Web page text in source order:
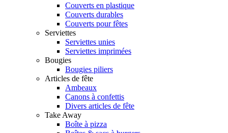
Couverts en plastique
Couverts durables
Couverts pour fêtes
Serviettes
Serviettes unies
Serviettes imprimées
Bougies
Bougies piliers
Articles de fête
Ambeaux
Canons à confettis
Divers articles de fête
Take Away
Boîte à pizza